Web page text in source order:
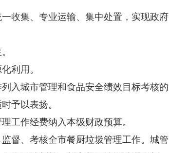
集、专业运输、集中处置，实现政府
利用。
城市管理和食品安全绩效目标考核的
予以表扬。
作经费纳入本级财政预算。
、考核全市餐厨垃圾管理工作。城管